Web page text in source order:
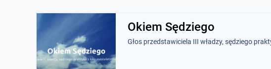
Okiem Sędziego
Głos przedstawiciela III władzy, sędziego